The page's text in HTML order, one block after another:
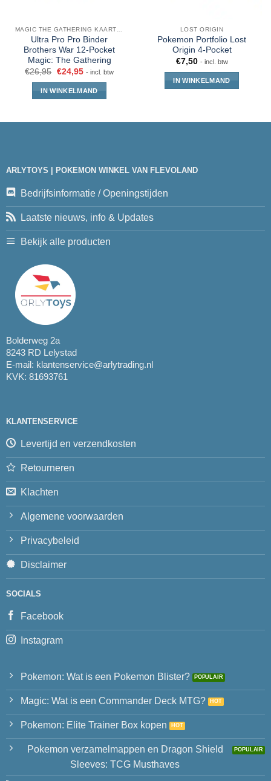
Ultra Pro Pro Binder
Brothers War 12-Pocket
Magic: The Gathering
€26,95 €24,95 - incl. btw
IN WINKELMAND
LOST ORIGIN
Pokemon Portfolio Lost
Origin 4-Pocket
€7,50 - incl. btw
IN WINKELMAND
ARLYTOYS | POKEMON WINKEL VAN FLEVOLAND
Bedrijfsinformatie / Openingstijden
Laatste nieuws, info & Updates
Bekijk alle producten
Bolderweg 2a
8243 RD Lelystad
E-mail: klantenservice@arlytrading.nl
KVK: 81693761
KLANTENSERVICE
Levertijd en verzendkosten
Retourneren
Klachten
Algemene voorwaarden
Privacybeleid
Disclaimer
SOCIALS
Facebook
Instagram
Pokemon: Wat is een Pokemon Blister?
Magic: Wat is een Commander Deck MTG?
Pokemon: Elite Trainer Box kopen
Pokemon verzamelmappen en Dragon Shield
Sleeves: TCG Musthaves